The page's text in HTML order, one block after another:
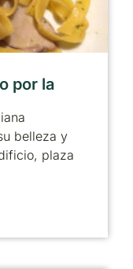
por la
belleza y
plaza